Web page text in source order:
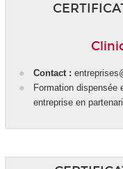
Contact :
Formation dispensée
entreprise en